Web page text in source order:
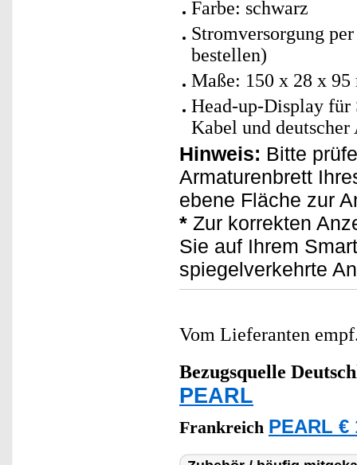
Farbe: schwarz
Stromversorgung
bestellen)
Maße: 150 x 28 x
Head-up-Display für
Kabel und
Hinweis: Bitte
Armaturenbrett
ebene Fläche zur
* Zur korrekten
Sie auf Ihrem
spiegelverkehrte
Vom Lieferanten
Bezugsquelle
PEARL
Frankreich PEARL €